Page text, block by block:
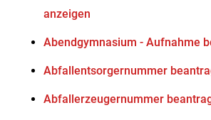
anzeigen
Abendgymnasium - Aufnahme
Abfallentsorgernummer
Abfallerzeugernummer